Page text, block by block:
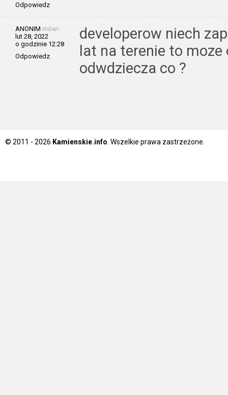
Odpowiedz
ANONIM mówi:
lut 28, 2022
o godzinie 12:28
Odpowiedz
developerow niech
lat na terenie to moze
odwdziecza co ?
© 2011 - 2026 Kamienskie.info . Wszelkie prawa zastrzeżone.